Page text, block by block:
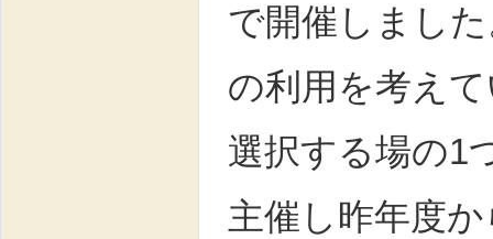
で開催しまし
の利用を考え
選択する場の1
主催し昨年度